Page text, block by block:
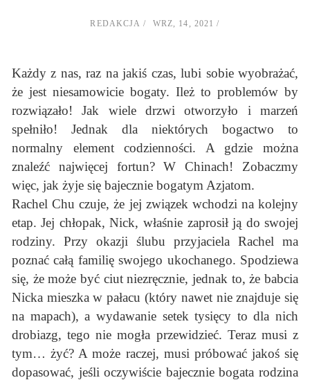
REDAKCJA WRZ, 14, 2021
Każdy z nas, raz na jakiś czas, lubi sobie wyobrażać,
że jest niesamowicie bogaty. Ileż to problemów by
rozwiązało! Jak wiele drzwi otworzyło i marzeń
spełniło! Jednak dla niektórych bogactwo to
normalny element codzienności. A gdzie można
znaleźć najwięcej fortun? W Chinach! Zobaczmy
więc, jak żyje się bajecznie bogatym Azjatom.
Rachel Chu czuje, że jej związek wchodzi na kolejny
etap. Jej chłopak, Nick, właśnie zaprosił ją do swojej
rodziny. Przy okazji ślubu przyjaciela Rachel ma
poznać całą familię swojego ukochanego. Spodziewa
się, że może być ciut niezręcznie, jednak to, że babcia
Nicka mieszka w pałacu (który nawet nie znajduje się
na mapach), a wydawanie setek tysięcy to dla nich
drobiazg, tego nie mogła przewidzieć. Teraz musi z
tym… żyć? A może raczej, musi próbować jakoś się
dopasować, jeśli oczywiście bajecznie bogata rodzina